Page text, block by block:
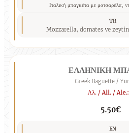
Ιταλική μπαγκέτα με μοτσαρέλα,
TR
Mozzarella, domates ve
ΕΛΛΗΝΙΚΗ
Greek Baguette /
Αλ. / All. /
5.50€
EN